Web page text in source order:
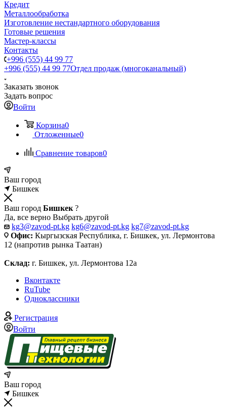
Кредит
Металлообработка
Изготовление нестандартного оборудования
Готовые решения
Мастер-классы
Контакты
+996 (555) 44 99 77
+996 (555) 44 99 77Отдел продаж (многоканальный)
Заказать звонок
Задать вопрос
Войти
Корзина0
Отложенные0
Сравнение товаров0
Ваш город
Бишкек
Ваш город Бишкек ?
Да, все верно Выбрать другой
kg3@zavod-pt.kg kg6@zavod-pt.kg kg7@zavod-pt.kg
Офис: Кыргызская Республика, г. Бишкек, ул. Лермонтова
12 (напротив рынка Таатан)
Склад: г. Бишкек, ул. Лермонтова 12а
Вконтакте
RuTube
Одноклассники
Регистрация
Войти
Ваш город
Бишкек